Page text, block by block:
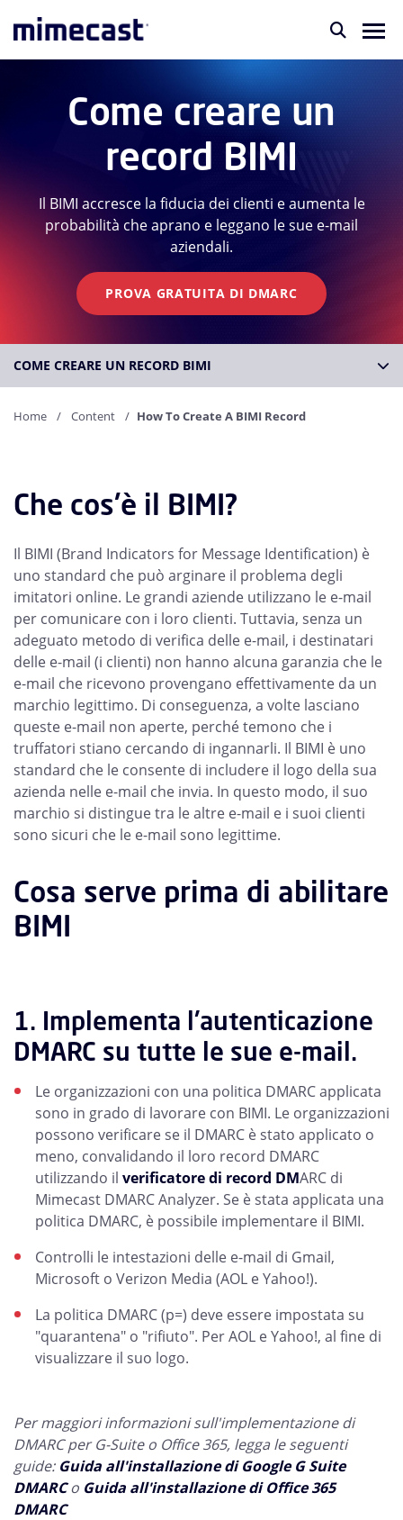
Come creare un
record BIMI
Il BIMI accresce la fiducia dei clienti e aumenta le
probabilità che aprano e leggano le sue e-mail
aziendali.
PROVA GRATUITA DI DMARC
COME CREARE UN RECORD BIMI
Home Content How To Create A BIMI Record
Che cos'è il BIMI?
Il BIMI (Brand Indicators for Message Identification) è
uno standard che può arginare il problema degli
imitatori online. Le grandi aziende utilizzano le e-mail
per comunicare con i loro clienti. Tuttavia, senza un
adeguato metodo di verifica delle e-mail, i destinatari
delle e-mail (i clienti) non hanno alcuna garanzia che le
e-mail che ricevono provengano effettivamente da un
marchio legittimo. Di conseguenza, a volte lasciano
queste e-mail non aperte, perché temono che i
truffatori stiano cercando di ingannarli. Il BIMI è uno
standard che le consente di includere il logo della sua
azienda nelle e-mail che invia. In questo modo, il suo
marchio si distingue tra le altre e-mail e i suoi clienti
sono sicuri che le e-mail sono legittime.
Cosa serve prima di abilitare
BIMI
1. Implementa l'autenticazione
DMARC su tutte le sue e-mail.
Le organizzazioni con una politica DMARC applicata
sono in grado di lavorare con BIMI. Le organizzazioni
possono verificare se il DMARC è stato applicato o
meno, convalidando il loro record DMARC
utilizzando il verificatore di record DMARC di
Mimecast DMARC Analyzer. Se è stata applicata una
politica DMARC, è possibile implementare il BIMI.
Controlli le intestazioni delle e-mail di Gmail,
Microsoft o Verizon Media (AOL e Yahoo!).
La politica DMARC (p=) deve essere impostata su
"quarantena" o "rifiuto". Per AOL e Yahoo!, al fine di
visualizzare il suo logo.
Per maggiori informazioni sull'implementazione di
DMARC per G-Suite o Office 365, legga le seguenti
guide: Guida all'installazione di Google G Suite
DMARCo Guida all'installazione di Office 365
DMARC